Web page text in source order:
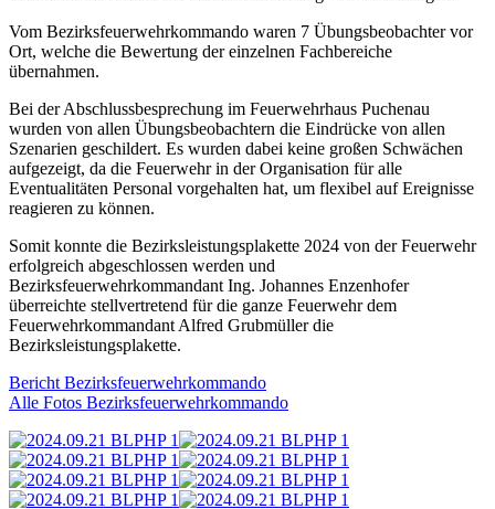
Vom Bezirksfeuerwehrkommando waren 7 Übungsbeobachter vor
Ort, welche die Bewertung der einzelnen Fachbereiche
übernahmen.
Bei der Abschlussbesprechung im Feuerwehrhaus Puchenau
wurden von allen Übungsbeobachtern die Eindrücke von allen
Szenarien geschildert. Es wurden dabei keine großen Schwächen
aufgezeigt, da die Feuerwehr in der Organisation für alle
Eventualitäten Personal vorgehalten hat, um flexibel auf Ereignisse
reagieren zu können.
Somit konnte die Bezirksleistungsplakette 2024 von der Feuerwehr
erfolgreich abgeschlossen werden und
Bezirksfeuerwehrkommandant Ing. Johannes Enzenhofer
überreichte stellvertretend für die ganze Feuerwehr dem
Feuerwehrkommandant Alfred Grubmüller die
Bezirksleistungsplakette.
Bericht Bezirksfeuerwehrkommando
Alle Fotos Bezirksfeuerwehrkommando